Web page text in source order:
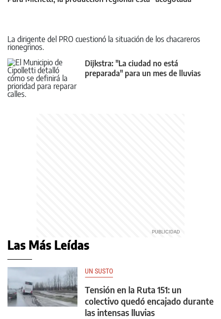
La dirigente del PRO cuestionó la situación de los chacareros
rionegrinos.
Dijkstra: "La ciudad no está
preparada" para un mes de lluvias
Las Más Leídas
UN SUSTO
Tensión en la Ruta 151: un
colectivo quedó encajado durante
las intensas lluvias